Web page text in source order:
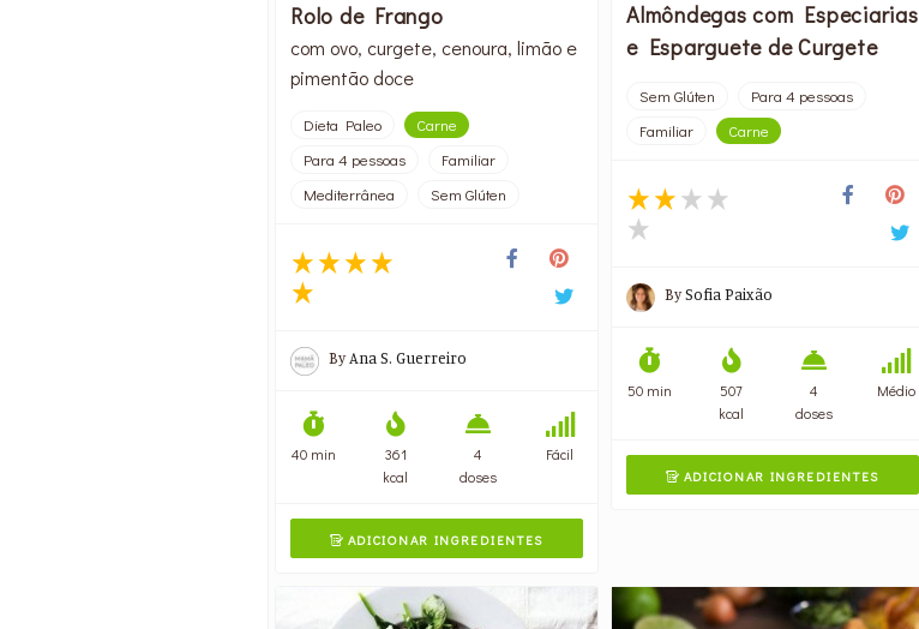
Rolo de Frango
com ovo, curgete, cenoura, limão e
pimentão doce
Dieta Paleo
Carne
Para 4 pessoas
Familiar
Mediterrânea
Sem Glúten
ByAna S. Guerreiro
40 min
361
kcal
4
doses
Fácil
ADICIONAR INGREDIENTES
Almôndegas com Especiarias
e Esparguete de Curgete
Sem Glúten
Para 4 pessoas
Familiar
Carne
BySofia Paixão
50 min
507
kcal
4
doses
Médio
ADICIONAR INGREDIENTES